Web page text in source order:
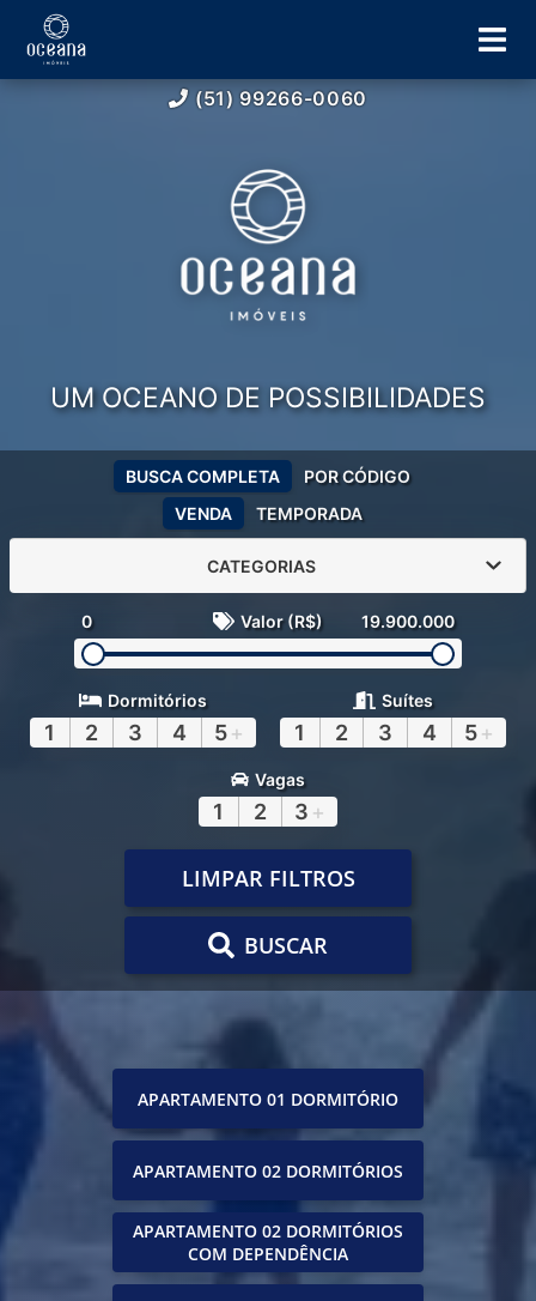
(51) 99266-0060
UM OCEANO DE POSSIBILIDADES
VENDA TEMPORADA
BUSCA COMPLETA POR CÓDIGO
CATEGORIAS
0 Valor (R$) 19.900.000
Dormitórios
1 2 3 4 5+
Suítes
1 2 3 4 5+
Vagas
1 2 3 +
LIMPAR FILTROS
BUSCAR
APARTAMENTO 01 DORMITÓRIO
APARTAMENTO 02 DORMITÓRIOS
APARTAMENTO 02 DORMITÓRIOS
COM DEPENDÊNCIA